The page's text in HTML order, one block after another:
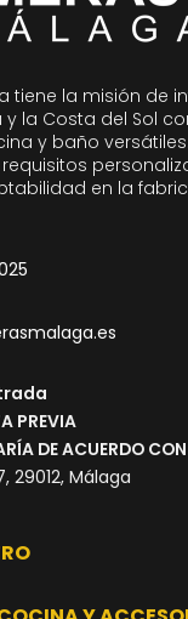
tiene la misión de
la Costa del Sol
y baño
en la
PREVIA
DE ACUERDO
29012, Málaga